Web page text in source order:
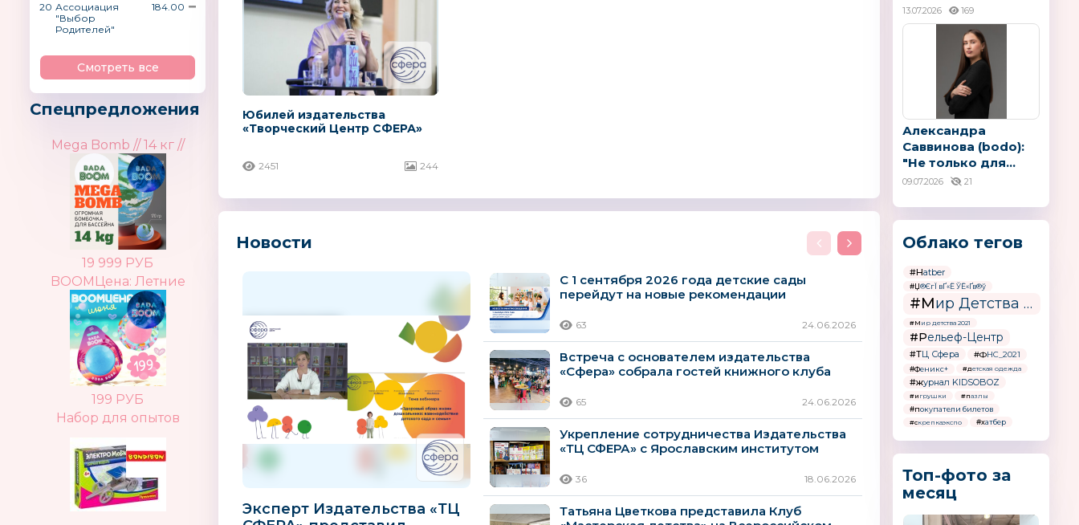
20 Ассоциация
"Выбор
Родителей"
184.00
Смотреть все
Спецпредложения
Mega Bomb // 14 кг //
19 999 РУБ
BOOMЦена: Летние
199 РУБ
Набор для опытов
Юбилей издательства
«Творческий Центр СФЕРА»
2451 244
Новости
Эксперт Издательства «ТЦ
С 1 сентября 2026 года детские сады
перейдут на новые рекомендации
63 24.06.2026
Встреча с основателем издательства
«Сфера» собрала гостей книжного клуба
65 24.06.2026
Укрепление сотрудничества Издательства
«ТЦ СФЕРА» с Ярославским институтом
36 18.06.2026
Татьяна Цветкова представила Клуб
13.07.2026 169
Александра
Саввинова (bodo):
"Не только для...
09.07.2026 21
Облако тегов
#Hatber
#Џ®ЄгЇ вҐ«Ё ЎЁ«Ґв®ў
#Мир Детства - Россия
#Мир детства 2021
#Рельеф-Центр
#ТЦ Сфера #ФНС_2021
#Феникс+ #детская одежда
#журнал KIDSOBOZ
#игрушки #пазлы
#покупатели билетов
#скрепкаэкспо #хатбер
Топ-фото за
месяц